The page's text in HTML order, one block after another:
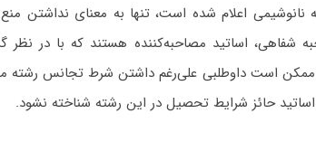
اعلام شده است، تنها به معنای نداشتن
شفاهی، اساتید مصاحبه‌کننده هستند که با در نظر
ممکن است داوطلبی علی‌رغم داشتن شرط تجانس رشته
حائز شرایط تحصیل در این رشته شناخته نشود.